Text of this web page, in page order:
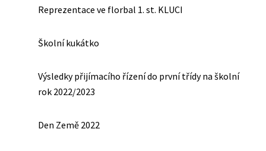
Reprezentace ve florbal 1. st. KLUCI
Školní kukátko
Výsledky přijímacího řízení do první třídy na školní
rok 2022/2023
Den Země 2022